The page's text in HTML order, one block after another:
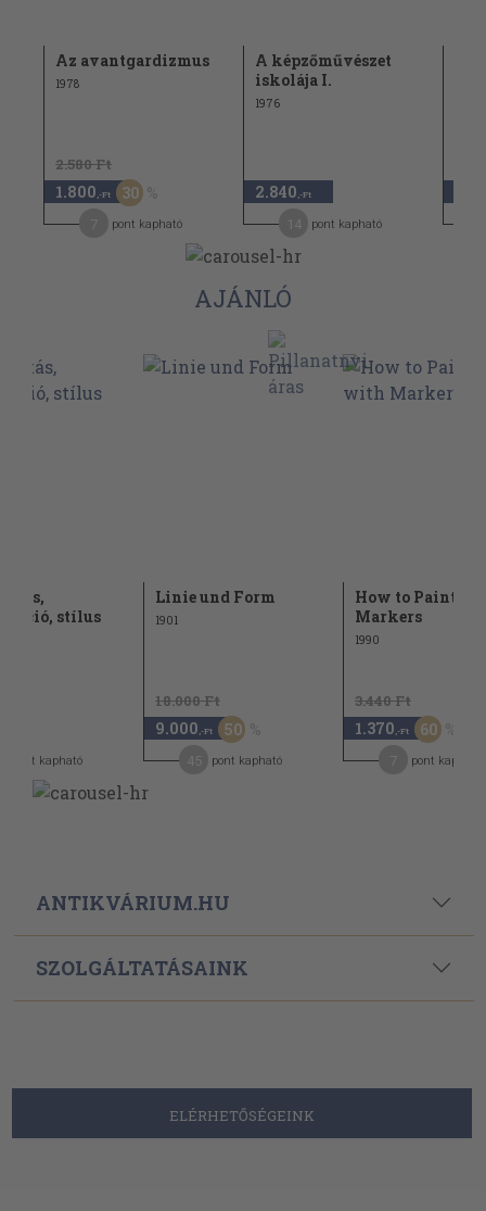
Az avantgardizmus
1978
2.580 Ft
1.800 ,-Ft 30
pont kapható
A képzőművészet
iskolája I.
1976
2.840 ,-Ft
pont kapható
AJÁNLÓ
stílus
pont kapható
Linie und Form
1901
18.000 Ft
9.000 ,-Ft 50
pont kapható
How to Paint
Markers
1990
3.440 Ft
1.370 ,-Ft 60
pont kapható
ANTIKVÁRIUM.HU
SZOLGÁLTATÁSAINK
ELÉRHETŐSÉGEINK